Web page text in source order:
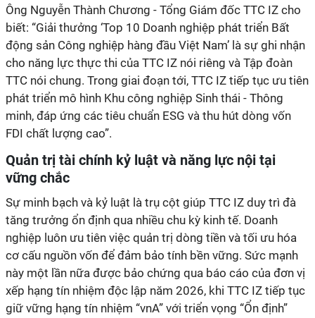
Ông Nguyễn Thành Chương - Tổng Giám đốc TTC IZ cho
biết: “Giải thưởng ‘Top 10 Doanh nghiệp phát triển Bất
động sản Công nghiệp hàng đầu Việt Nam’ là sự ghi nhận
cho năng lực thực thi của TTC IZ nói riêng và Tập đoàn
TTC nói chung. Trong giai đoạn tới, TTC IZ tiếp tục ưu tiên
phát triển mô hình Khu công nghiệp Sinh thái - Thông
minh, đáp ứng các tiêu chuẩn ESG và thu hút dòng vốn
FDI chất lượng cao”.
Quản trị tài chính kỷ luật và năng lực nội tại
vững chắc
Sự minh bạch và kỷ luật là trụ cột giúp TTC IZ duy trì đà
tăng trưởng ổn định qua nhiều chu kỳ kinh tế. Doanh
nghiệp luôn ưu tiên việc quản trị dòng tiền và tối ưu hóa
cơ cấu nguồn vốn để đảm bảo tính bền vững. Sức mạnh
này một lần nữa được bảo chứng qua báo cáo của đơn vị
xếp hạng tín nhiệm độc lập năm 2026, khi TTC IZ tiếp tục
giữ vững hạng tín nhiệm “vnA” với triển vọng “Ổn định”